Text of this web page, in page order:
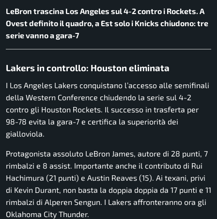
LeBron trascina Los Angeles sul 4-2 contro i Rockets. A
Ovest definito il quadro, a Est solo i Knicks chiudono: tre
serie vanno a gara-7
Lakers in controllo: Houston eliminata
I Los Angeles Lakers conquistano l’accesso alle semifinali
della Western Conference chiudendo la serie sul 4-2
contro gli Houston Rockets . Il successo in trasferta per
98-78 evita la gara-7 e certifica la superiorità dei
gialloviola.
Protagonista assoluto LeBron James , autore di 28 punti, 7
rimbalzi e 8 assist. Importante anche il contributo di Rui
Hachimura (21 punti) e Austin Reaves (15). Ai texani, privi
di Kevin Durant, non basta la doppia doppia da 17 punti e 11
rimbalzi di Alperen Sengun. I Lakers affronteranno ora gli
Oklahoma City Thunder.